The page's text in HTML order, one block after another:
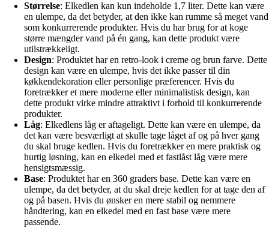
Størrelse: Elkedlen kan kun indeholde 1,7 liter. Dette kan være
en ulempe, da det betyder, at den ikke kan rumme så meget vand
som konkurrerende produkter. Hvis du har brug for at koge
større mængder vand på én gang, kan dette produkt være
utilstrækkeligt.
Design: Produktet har en retro-look i creme og brun farve. Dette
design kan være en ulempe, hvis det ikke passer til din
køkkendekoration eller personlige præferencer. Hvis du
foretrækker et mere moderne eller minimalistisk design, kan
dette produkt virke mindre attraktivt i forhold til konkurrerende
produkter.
Låg: Elkedlens låg er aftageligt. Dette kan være en ulempe, da
det kan være besværligt at skulle tage låget af og på hver gang
du skal bruge kedlen. Hvis du foretrækker en mere praktisk og
hurtig løsning, kan en elkedel med et fastlåst låg være mere
hensigtsmæssig.
Base: Produktet har en 360 graders base. Dette kan være en
ulempe, da det betyder, at du skal dreje kedlen for at tage den af
og på basen. Hvis du ønsker en mere stabil og nemmere
håndtering, kan en elkedel med en fast base være mere
passende.